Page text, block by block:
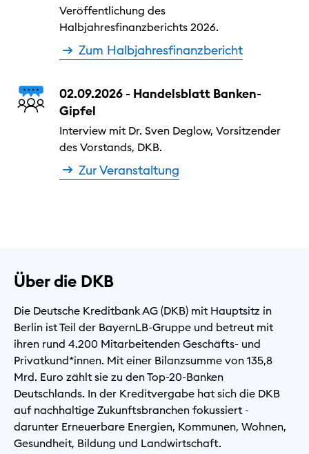
Veröffentlichung des
Halbjahresfinanzberichts 2026.
Zum Halbjahresfinanzbericht
02.09.2026 - Handelsblatt Banken-
Gipfel
Interview mit Dr. Sven Deglow, Vorsitzender
des Vorstands, DKB.
Zur Veranstaltung
Über die DKB
Die Deutsche Kreditbank AG (DKB) mit Hauptsitz in
Berlin ist Teil der BayernLB-Gruppe und betreut mit
ihren rund 4.200 Mitarbeitenden Geschäfts- und
Privatkund*innen. Mit einer Bilanzsumme von 135,8
Mrd. Euro zählt sie zu den Top-20-Banken
Deutschlands. In der Kreditvergabe hat sich die DKB
auf nachhaltige Zukunftsbranchen fokussiert -
darunter Erneuerbare Energien, Kommunen, Wohnen,
Gesundheit, Bildung und Landwirtschaft.